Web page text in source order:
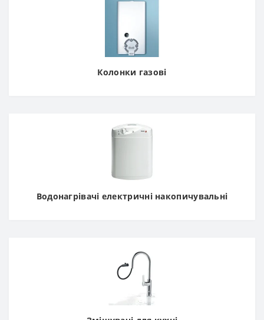
Колонки газові
Водонагрівачі електричні накопичувальні